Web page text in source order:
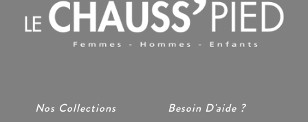
Nos Collections Besoin D'aide ?